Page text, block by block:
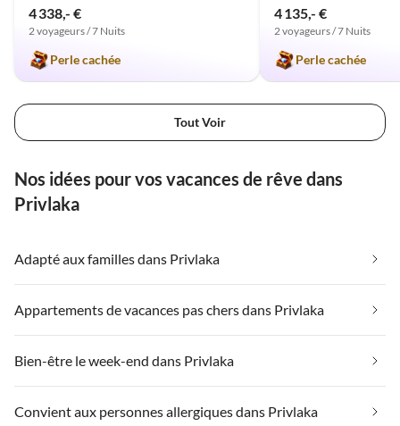
4 338,- €
2 voyageurs / 7 Nuits
Perle cachée
4 135,- €
2 voyageurs / 7 Nuits
Perle cachée
Tout Voir
Nos idées pour vos vacances de rêve dans
Privlaka
Adapté aux familles dans Privlaka
Appartements de vacances pas chers dans Privlaka
Bien-être le week-end dans Privlaka
Convient aux personnes allergiques dans Privlaka